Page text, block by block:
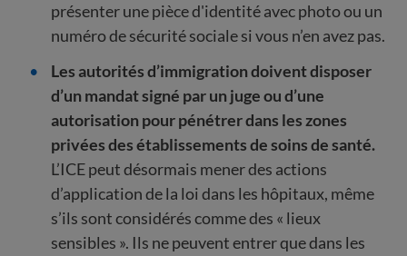
présenter une pièce d'identité avec photo ou un
numéro de sécurité sociale si vous n’en avez pas.
Les autorités d’immigration doivent disposer
d’un mandat signé par un juge ou d’une
autorisation pour pénétrer dans les zones
privées des établissements de soins de santé.
L’ICE peut désormais mener des actions
d’application de la loi dans les hôpitaux, même
s’ils sont considérés comme des « lieux
sensibles ». Ils ne peuvent entrer que dans les